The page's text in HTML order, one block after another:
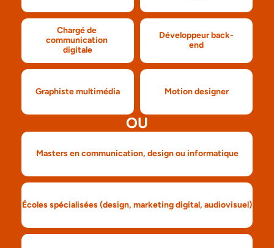
Chargé de
communication
digitale
Développeur back-
end
Graphiste multimédia Motion designer
OU
Masters en communication, design ou informatique
Écoles spécialisées (design, marketing digital, audiovisuel)